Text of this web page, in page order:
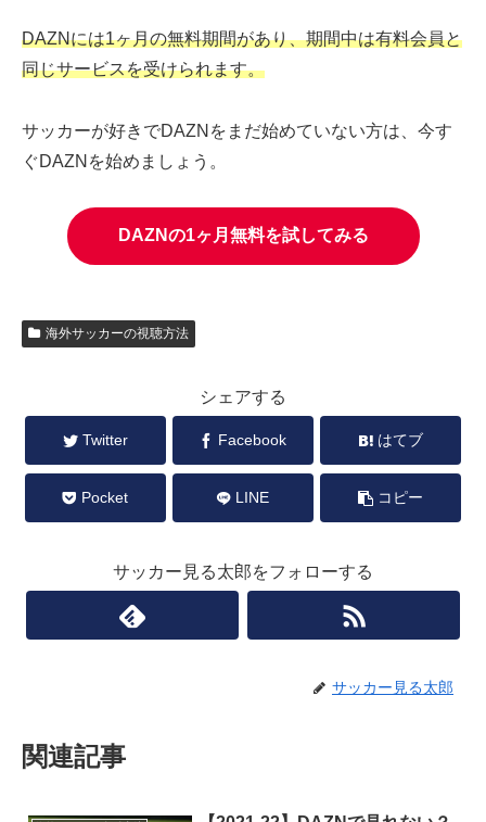
DAZNには1ヶ月の無料期間があり、期間中は有料会員と
同じサービスを受けられます。
サッカーが好きでDAZNをまだ始めていない方は、今す
ぐDAZNを始めましょう。
DAZNの1ヶ月無料を試してみる
海外サッカーの視聴方法
シェアする
Twitter Facebook はてブ
Pocket LINE コピー
サッカー見る太郎をフォローする
サッカー見る太郎
関連記事